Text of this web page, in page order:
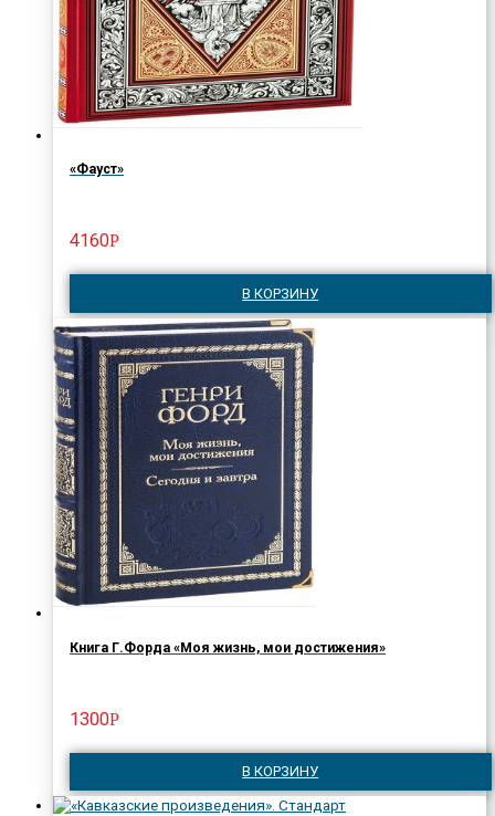
«Фауст»
4160Р
В КОРЗИНУ
Книга Г.Форда «Моя жизнь, мои достижения»
1300Р
В КОРЗИНУ